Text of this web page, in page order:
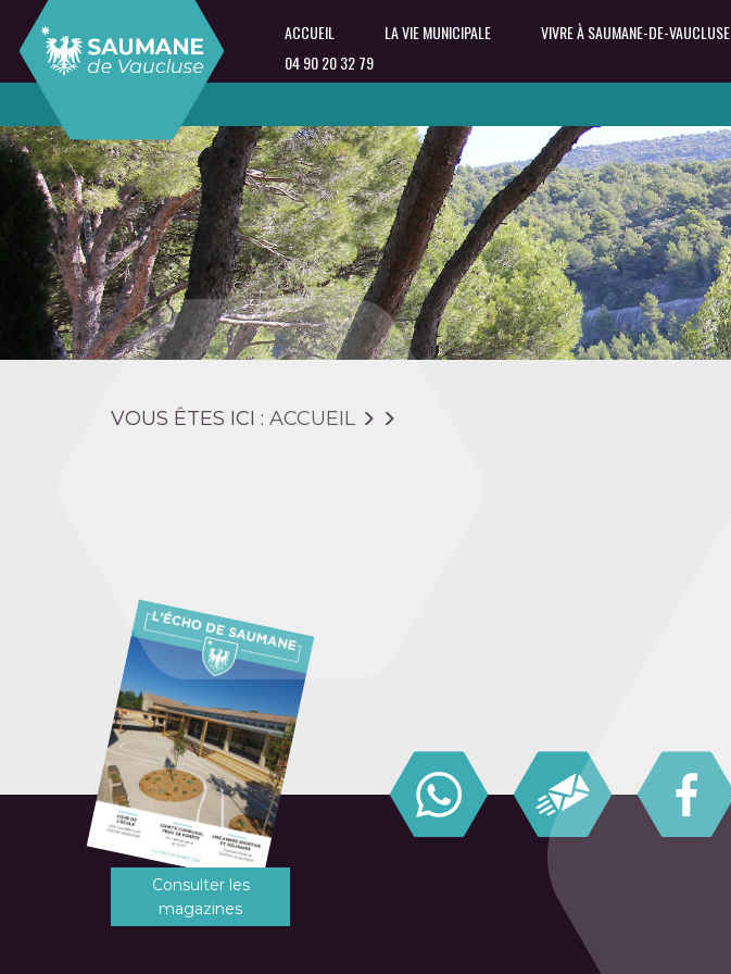
ACCUEIL LA VIE MUNICIPALE VIVRE À SAUMANE-DE-VAUCLUSE
04 90 20 32 79
VOUS ÊTES ICI : ACCUEIL
Consulter les
magazines